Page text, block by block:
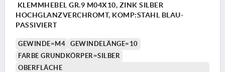
KLEMMHEBEL GR.9 M04X10, ZINK SILBER
HOCHGLANZVERCHROMT, KOMP:STAHL BLAU-
PASSIVIERT
GEWINDE=M4
GEWINDELÄNGE=10
FARBE GRUNDKÖRPER=SILBER
OBERFLÄCHE